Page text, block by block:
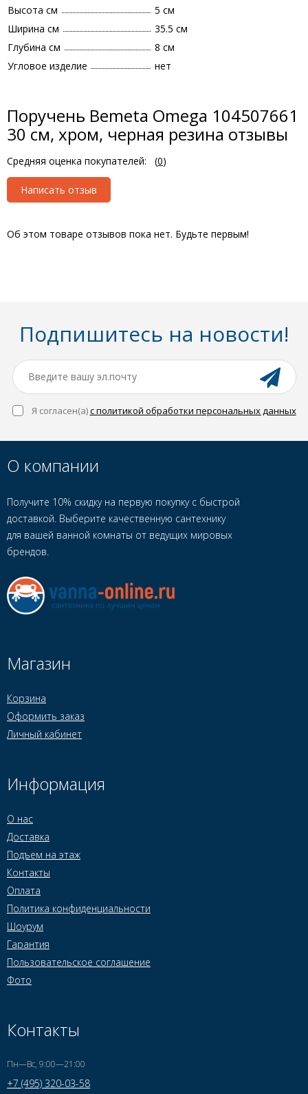
Высота см
5 см
Ширина см
35.5 см
Глубина см
8 см
Угловое изделие
нет
Поручень Bemeta Omega 104507661
30 см, хром, черная резина отзывы
Средняя оценка покупателей: (0)
Написать отзыв
Об этом товаре отзывов пока нет. Будьте первым!
Подпишитесь на новости!
Я согласен(a)с политикой обработки персональных данных
О компании
Получите 10% скидку на первую покупку с быстрой
доставкой. Выберите качественную сантехнику
для вашей ванной комнаты от ведущих мировых
брендов.
Магазин
Корзина
Оформить заказ
Личный кабинет
Информация
О нас
Доставка
Подъем на этаж
Контакты
Оплата
Политика конфиденциальности
Шоурум
Гарантия
Пользовательское соглашение
Фото
Контакты
Пн—Вс, 9:00—21:00
+7 (495) 320-03-58